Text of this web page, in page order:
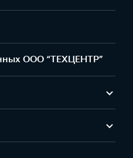
ООО “ТЕХЦЕНТР”